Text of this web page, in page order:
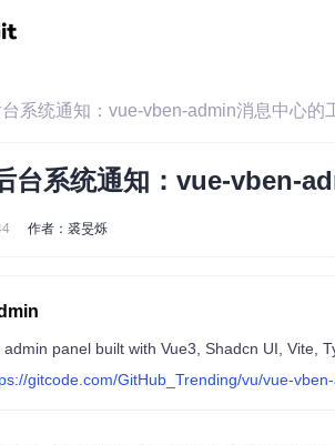
系统通知：vue-vben-admin消息中心的
台系统通知：vue-vben-
作者：裘旻烁
panel built with Vue3, Shadcn UI, Vite,
gitcode.com/GitHub_Trending/vu/vue-